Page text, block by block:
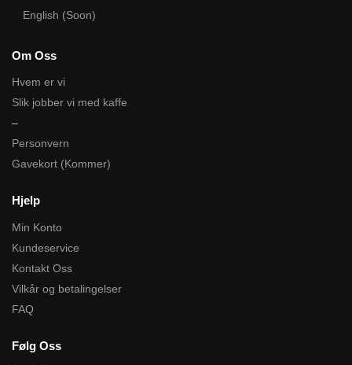
English (Soon)
Om Oss
Hvem er vi
Slik jobber vi med kaffe
–
Personvern
Gavekort (Kommer)
Hjelp
Min Konto
Kundeservice
Kontakt Oss
Vilkår og betalingelser
FAQ
Følg Oss